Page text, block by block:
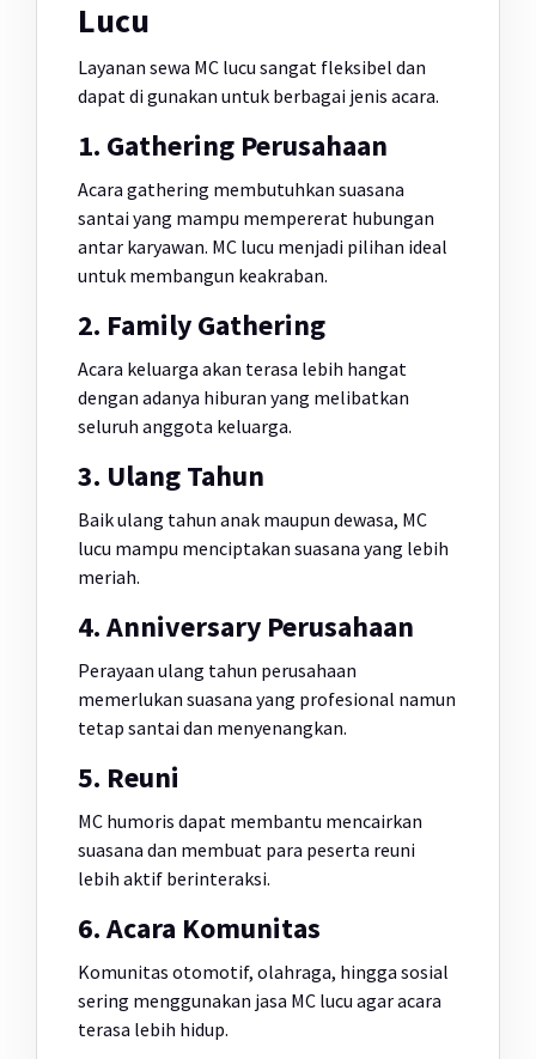
Lucu
Layanan sewa MC lucu sangat fleksibel dan
dapat di gunakan untuk berbagai jenis acara.
1. Gathering Perusahaan
Acara gathering membutuhkan suasana
santai yang mampu mempererat hubungan
antar karyawan. MC lucu menjadi pilihan ideal
untuk membangun keakraban.
2. Family Gathering
Acara keluarga akan terasa lebih hangat
dengan adanya hiburan yang melibatkan
seluruh anggota keluarga.
3. Ulang Tahun
Baik ulang tahun anak maupun dewasa, MC
lucu mampu menciptakan suasana yang lebih
meriah.
4. Anniversary Perusahaan
Perayaan ulang tahun perusahaan
memerlukan suasana yang profesional namun
tetap santai dan menyenangkan.
5. Reuni
MC humoris dapat membantu mencairkan
suasana dan membuat para peserta reuni
lebih aktif berinteraksi.
6. Acara Komunitas
Komunitas otomotif, olahraga, hingga sosial
sering menggunakan jasa MC lucu agar acara
terasa lebih hidup.